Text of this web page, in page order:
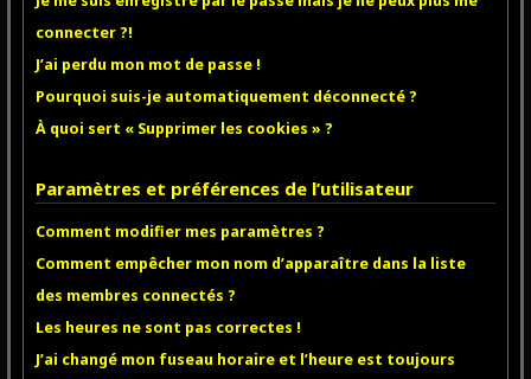
connecter ?!
J’ai perdu mon mot de passe !
Pourquoi suis-je automatiquement déconnecté ?
À quoi sert « Supprimer les cookies » ?
Paramètres et préférences de l’utilisateur
Comment modifier mes paramètres ?
Comment empêcher mon nom d’apparaître dans la liste
des membres connectés ?
Les heures ne sont pas correctes !
J’ai changé mon fuseau horaire et l’heure est toujours